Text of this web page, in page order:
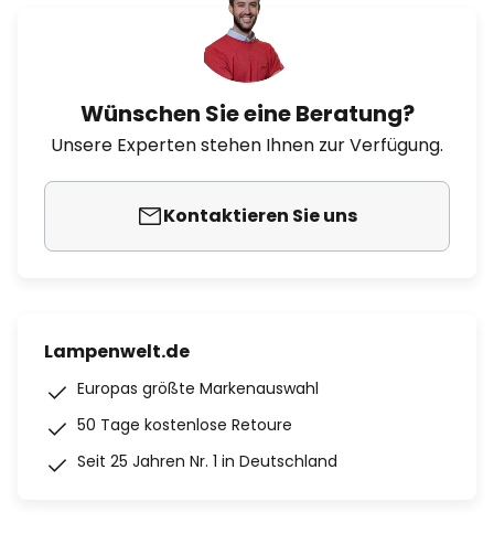
Wünschen Sie eine Beratung?
Unsere Experten stehen Ihnen zur Verfügung.
Kontaktieren Sie uns
Lampenwelt.de
Europas größte Markenauswahl
50 Tage kostenlose Retoure
Seit 25 Jahren Nr. 1 in Deutschland